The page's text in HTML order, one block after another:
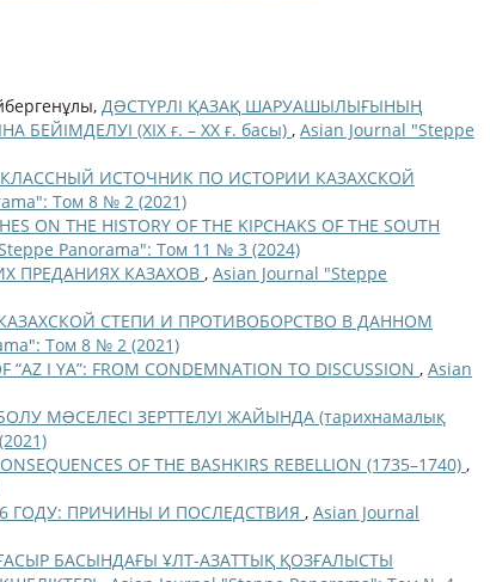
ДƏСТҮРЛІ ҚАЗАҚ ШАРУАШЫЛЫҒЫНЫҢ
(ХІХ ғ. – ХХ ғ. басы) , Asian Journal "Steppe
ИСТОЧНИК ПО ИСТОРИИ КАЗАХСКОЙ
Том 8 № 2 (2021)
ON THE HISTORY OF THE KIPCHAKS OF THE SOUTH
Panorama": Том 11 № 3 (2024)
ПРЕДАНИЯХ КАЗАХОВ , Asian Journal "Steppe
СТЕПИ И ПРОТИВОБОРСТВО В ДАННОМ
Том 8 № 2 (2021)
“AZ I YA”: FROM CONDEMNATION TO DISCUSSION , Asian
МƏСЕЛЕСІ ЗЕРТТЕЛУІ ЖАЙЫНДА (тарихнамалық
OF THE BASHKIRS REBELLION (1735–1740) ,
ГОДУ: ПРИЧИНЫ И ПОСЛЕДСТВИЯ , Asian Journal
БАСЫНДАҒЫ ҰЛТ-АЗАТТЫҚ ҚОЗҒАЛЫСТЫ